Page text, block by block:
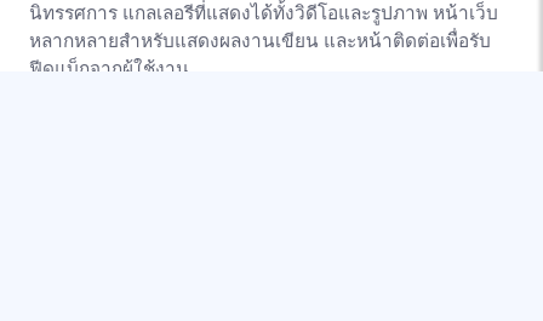
นิทรรศการ แกลเลอรีที่แสดงได้ทั้งวิดีโอและรูปภาพ หน้าเว็บ
หลากหลายสำหรับแสดงผลงานเขียน และหน้าติดต่อเพื่อรับ
ฟีดแบ็กจากผู้ใช้งาน